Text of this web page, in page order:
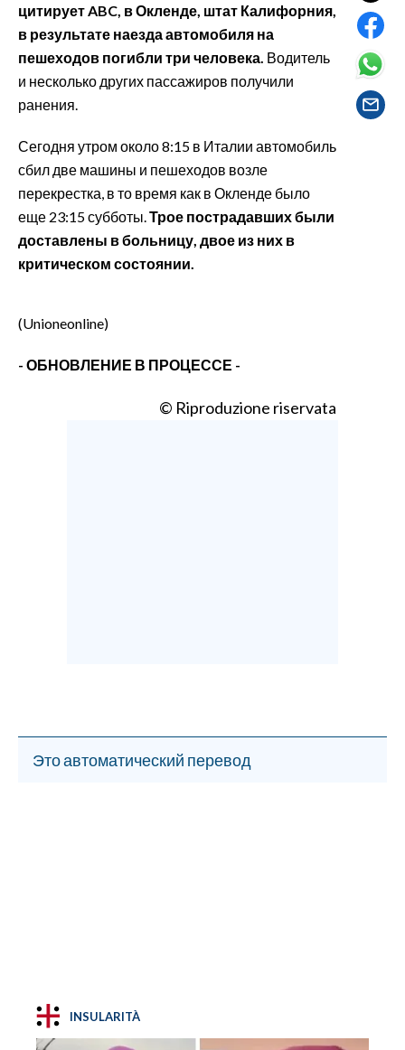
VIDEO
INFO AZIENDE
ABBONATI
NECROLOGI
PUBBLICITÀ
SPIAGGE
STORE
цитирует ABC, в Окленде, штат Калифорния,
в результате наезда автомобиля на
пешеходов погибли три человека. Водитель
и несколько других пассажиров получили
ранения.
Сегодня утром около 8:15 в Италии автомобиль
сбил две машины и пешеходов возле
перекрестка, в то время как в Окленде было
еще 23:15 субботы. Трое пострадавших были
доставлены в больницу, двое из них в
критическом состоянии.
(Unioneonline)
- ОБНОВЛЕНИЕ В ПРОЦЕССЕ -
© Riproduzione riservata
Это автоматический перевод
INSULARITÀ